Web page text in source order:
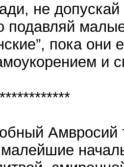
не
подавляй
пока
и
Амвросий